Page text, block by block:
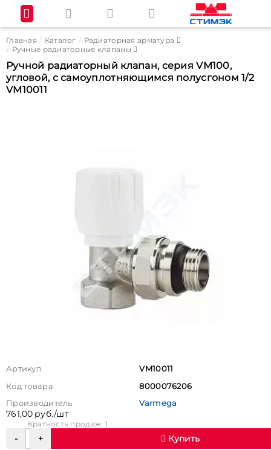
Главная Каталог
Радиаторная арматура
Ручные радиаторные клапаны
Ручной радиаторный клапан, серия VM100,
угловой, с самоуплотняющимся полусгоном 1/2
VM10011
Артикул
VM10011
Код товара
8000076206
Производитель
Varmega
761,00 руб./шт
Кратность продаж: 1
Купить